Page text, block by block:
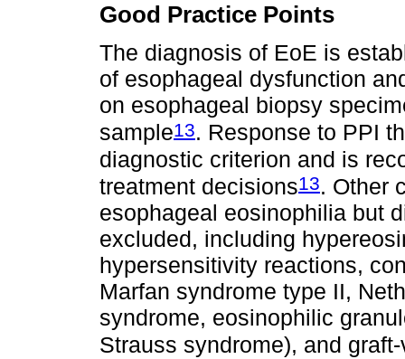
Good Practice Points
The diagnosis of EoE is
of esophageal dysfunction
on esophageal biopsy
sample13. Response to PPI
diagnostic criterion and is
treatment decisions13. Other
esophageal eosinophilia but
excluded, including
hypersensitivity reactions,
Marfan syndrome type II,
syndrome, eosinophilic
Strauss syndrome), and